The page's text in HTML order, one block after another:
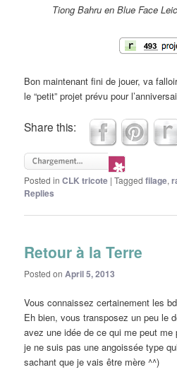
Tiong Bahru en Blue Face
Bon maintenant fini de jouer, va
le “petit” projet prévu pour
Share this:
Posted in CLK tricote |Tagged filage,
Replies
Retour à la Terre
Posted on April 5, 2013
Vous connaissez certainement les
Eh bien, vous transposez un peu le
avez une idée de ce qui me peut
je ne suis pas une angoissée type
sachant que je vais être mère ^^)